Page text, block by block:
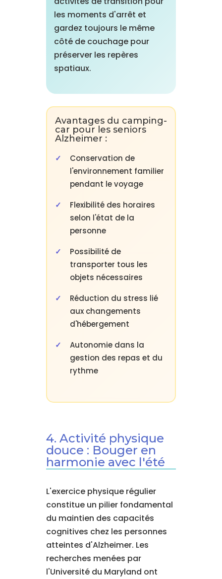
les moments d'arrêt et
gardez toujours le même
côté de couchage pour
préserver les repères
spatiaux.
Avantages du camping-
car pour les seniors
Alzheimer :
Conservation de
l'environnement familier
pendant le voyage
Flexibilité des horaires
selon l'état de la
personne
Possibilité de
transporter tous les
objets nécessaires
Réduction du stress lié
aux changements
d'hébergement
Autonomie dans la
gestion des repas et du
rythme
4. Activité physique
douce : Bouger en
harmonie avec l'été
L'exercice physique régulier
constitue un pilier fondamental
du maintien des capacités
cognitives chez les personnes
atteintes d'Alzheimer. Les
recherches menées par
l'Université du Maryland ont